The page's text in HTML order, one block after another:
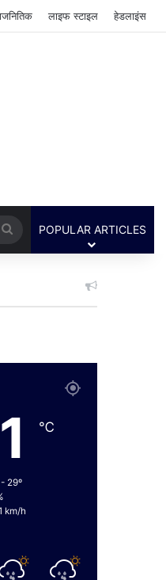
लाइफ स्टाइल हेडलाइंस
Search
for
POPULAR ARTICLES
℃
- 29º
km/h